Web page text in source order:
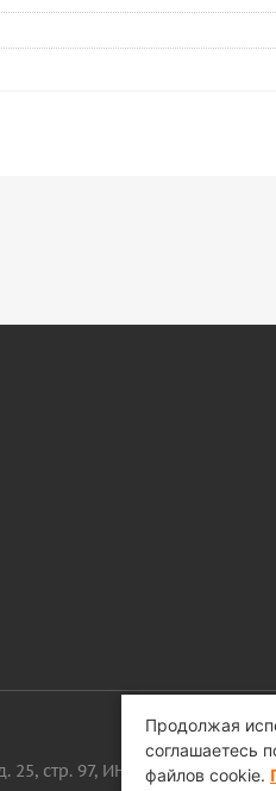
стр. 97, ИНН 9718086924,
Продолжая
соглашаетесь
файлов cookie.